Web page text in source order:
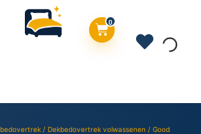
0
/ Dekbedovertrek volwassenen / Good